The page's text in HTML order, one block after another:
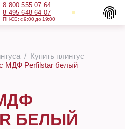
8 800 555 07 64
8 495 648 64 07
ПН-СБ: с 9:00 до 19:00
Купить плинтус
МДФ Perfilstar белый
БЕЛЫЙ